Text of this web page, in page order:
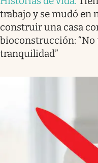
trabajo y se mudó en
construir una casa
bioconstrucción:
tranquilidad”